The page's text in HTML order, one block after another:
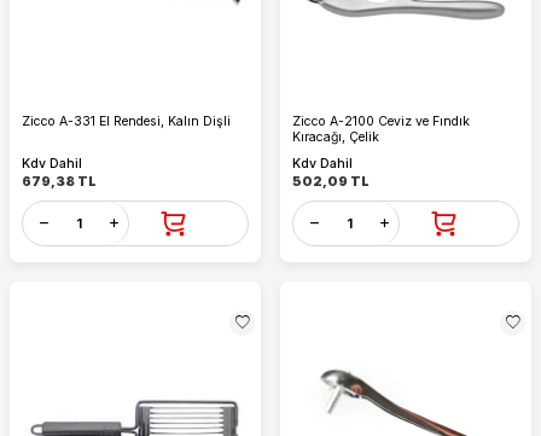
Zicco A-331 El Rendesi, Kalın Dişli
Kdv Dahil
679,38 TL
Zicco A-2100 Ceviz ve Fındık
Kıracağı, Çelik
Kdv Dahil
502,09 TL